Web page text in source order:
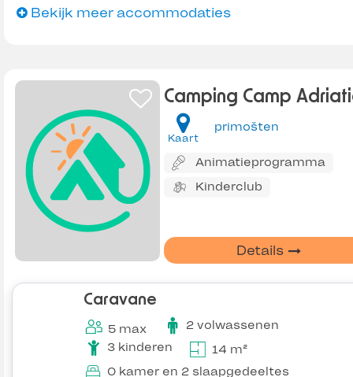
Bekijk meer accommodaties
Camping Camp
Kaart
primošten
Animatieprogramma
Kinderclub
Details
Caravane
5 max
2 volwassenen
3 kinderen
14 m²
0 kamer en 2 slaapgedeeltes